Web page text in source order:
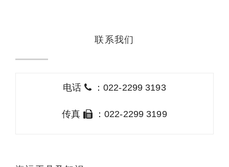
联系我们
电话 ：022-2299 3193
传真 ：022-2299 3199